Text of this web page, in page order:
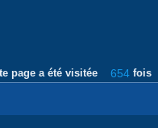
page a été visitée 654 fois